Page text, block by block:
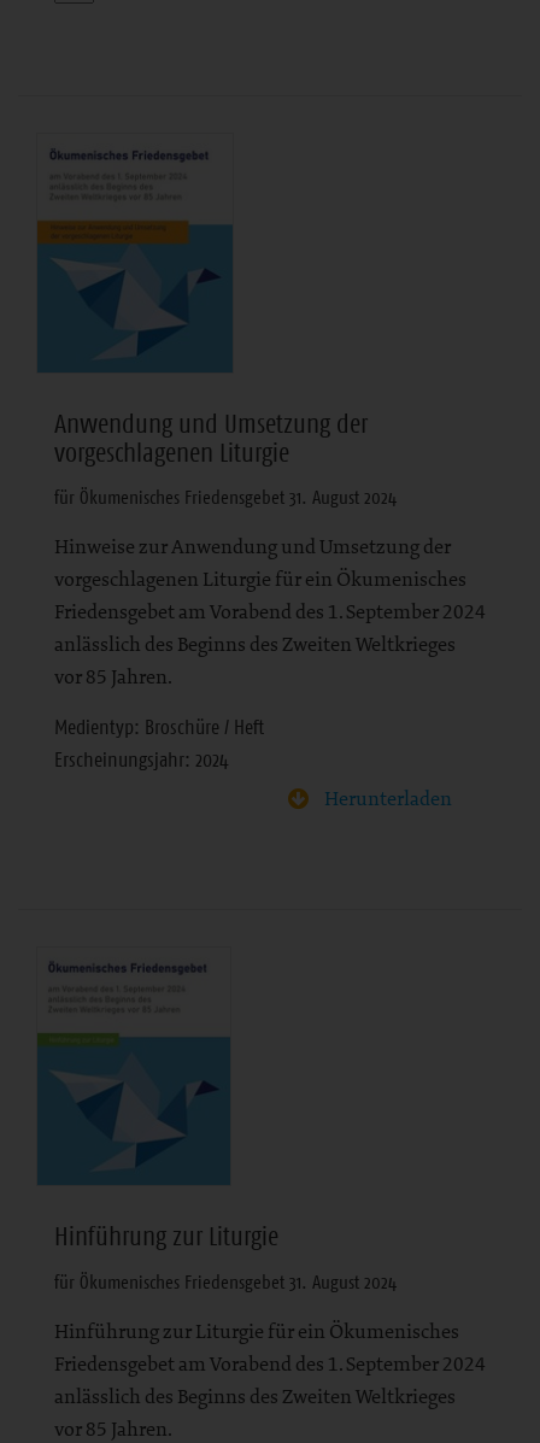
Anwendung und Umsetzung der
vorgeschlagenen Liturgie
für Ökumenisches Friedensgebet 31. August 2024
Hinweise zur Anwendung und Umsetzung der
vorgeschlagenen Liturgie für ein Ökumenisches
Friedensgebet am Vorabend des 1. September 2024
anlässlich des Beginns des Zweiten Weltkrieges
vor 85 Jahren.
Medientyp: Broschüre / Heft
Erscheinungsjahr: 2024
Herunterladen
Hinführung zur Liturgie
für Ökumenisches Friedensgebet 31. August 2024
Hinführung zur Liturgie für ein Ökumenisches
Friedensgebet am Vorabend des 1. September 2024
anlässlich des Beginns des Zweiten Weltkrieges
vor 85 Jahren.